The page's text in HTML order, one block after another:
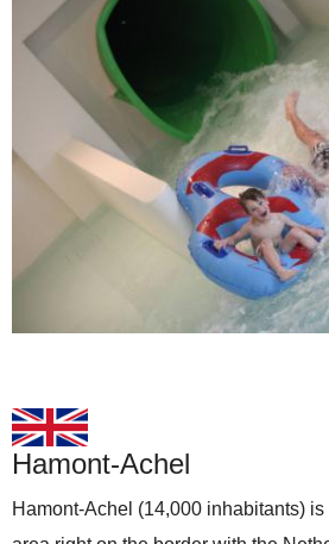
Hamont-Achel
Hamont-Achel (14,000 inhabitants)